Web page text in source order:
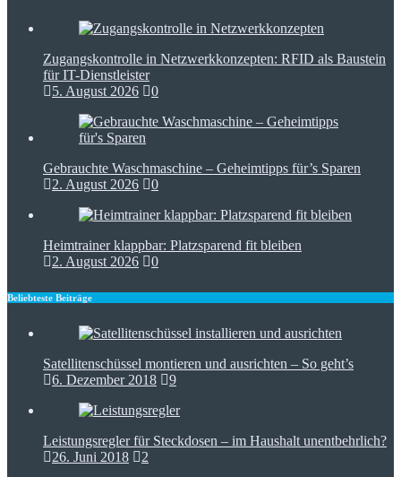
Zugangskontrolle in Netzwerkkonzepten: RFID als Baustein
für IT-Dienstleister
5. August 2026
0
Gebrauchte Waschmaschine – Geheimtipps für’s Sparen
2. August 2026
0
Heimtrainer klappbar: Platzsparend fit bleiben
2. August 2026
0
Beliebteste Beiträge
Satellitenschüssel montieren und ausrichten – So geht’s
6. Dezember 2018
9
Leistungsregler für Steckdosen – im Haushalt unentbehrlich?
26. Juni 2018
2